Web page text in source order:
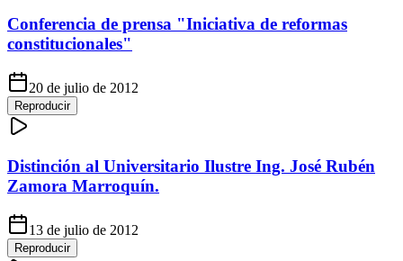
Conferencia de prensa "Iniciativa de reformas
constitucionales"
20 de julio de 2012
Reproducir
Distinción al Universitario Ilustre Ing. José Rubén
Zamora Marroquín.
13 de julio de 2012
Reproducir